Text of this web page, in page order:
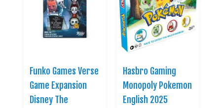
Funko Games Verse
Game Expansion
Disney The
Hasbro Gaming
Monopoly Pokemon
English 2025